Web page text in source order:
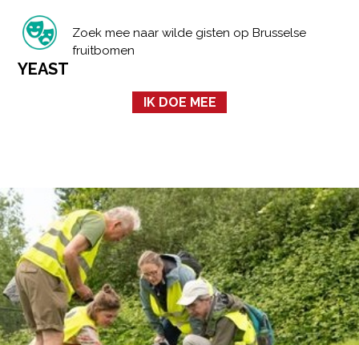
Zoek mee naar wilde gisten op Brusselse
fruitbomen
YEAST
IK DOE MEE